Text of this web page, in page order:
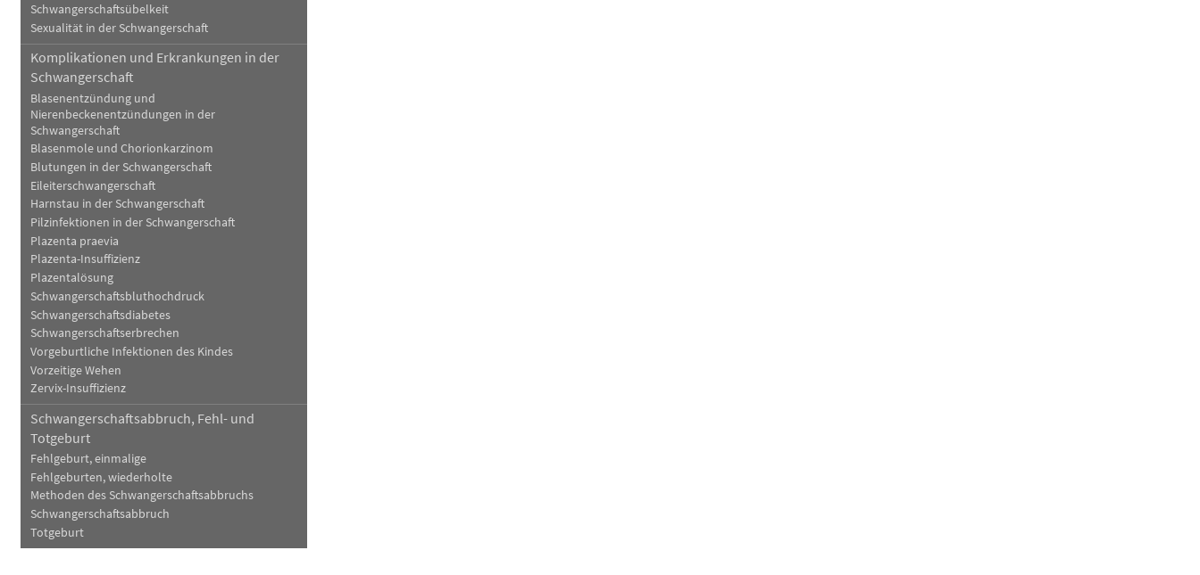
Schwangerschaftsübelkeit
Sexualität in der Schwangerschaft
Komplikationen und Erkrankungen in der
Schwangerschaft
Blasenentzündung und
Nierenbeckenentzündungen in der
Schwangerschaft
Blasenmole und Chorionkarzinom
Blutungen in der Schwangerschaft
Eileiterschwangerschaft
Harnstau in der Schwangerschaft
Pilzinfektionen in der Schwangerschaft
Plazenta praevia
Plazenta-Insuffizienz
Plazentalösung
Schwangerschaftsbluthochdruck
Schwangerschaftsdiabetes
Schwangerschaftserbrechen
Vorgeburtliche Infektionen des Kindes
Vorzeitige Wehen
Zervix-Insuffizienz
Schwangerschaftsabbruch, Fehl- und
Totgeburt
Fehlgeburt, einmalige
Fehlgeburten, wiederholte
Methoden des Schwangerschaftsabbruchs
Schwangerschaftsabbruch
Totgeburt